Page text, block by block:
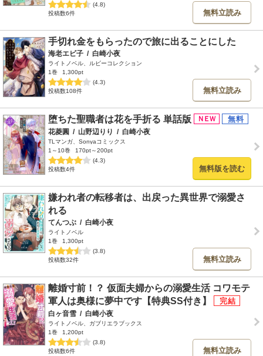
(4.8)
投稿数6件
無料立読み
手切れ金をもらったので旅に出ることにした
海老エビ子 / 白崎小夜
ライトノベル、ルビーコレクション
1巻
1,300pt
(4.3)
投稿数108件
無料立読み
堕ちた聖職者は花を手折る 単話版
花菱圓 / 山野辺りり / 白崎小夜
TLマンガ、Sonyaコミックス
1～10巻
170pt～200pt
(4.3)
投稿数4件
無料版を読む
嫌われ者の転移者は、出戻った異世界で溺愛さ
れる
てんつぶ / 白崎小夜
ライトノベル
1巻
1,300pt
(3.8)
投稿数32件
無料立読み
離婚寸前！？ 仮面夫婦からの溺愛生活 コワモテ
軍人は奥様に夢中です【特典SS付き】
白ヶ音雪 / 白崎小夜
ライトノベル、ガブリエラブックス
1巻
1,200pt
(3.8)
投稿数6件
無料立読み